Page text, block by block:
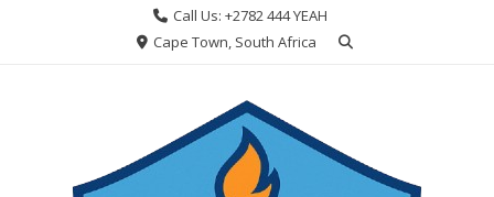
Call Us: +2782 444 YEAH
Cape Town, South Africa